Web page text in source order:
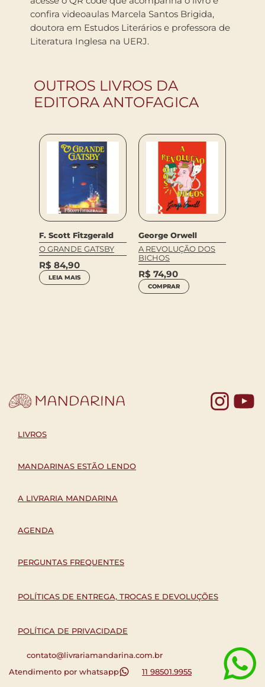
confira videoaulas Marcela Santos Brigida,
doutora em Estudos Literários e professora de
Literatura Inglesa na UERJ.
OUTROS LIVROS DA
EDITORA ANTOFAGICA
F. Scott Fitzgerald
O GRANDE GATSBY
R$ 84,90
LEIA MAIS
George Orwell
A REVOLUÇÃO DOS
BICHOS
R$ 74,90
COMPRAR
LIVROS
MANDARINAS ESTÃO LENDO
A LIVRARIA MANDARINA
AGENDA
PERGUNTAS FREQUENTES
POLÍTICAS DE ENTREGA, TROCAS E DEVOLUÇÕES
POLÍTICA DE PRIVACIDADE
contato@livrariamandarina.com.br
Atendimento por whatsapp
11 98501.9955